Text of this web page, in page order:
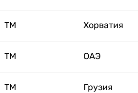
ТМ Хорватия
ТМ ОАЭ
ТМ Грузия